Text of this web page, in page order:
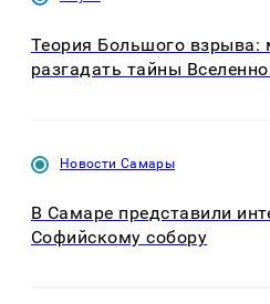
Теория Большого взрыва:
разгадать тайны
Новости Самары
В Самаре представили
Софийскому собору